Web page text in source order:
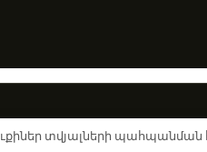
տվյալների